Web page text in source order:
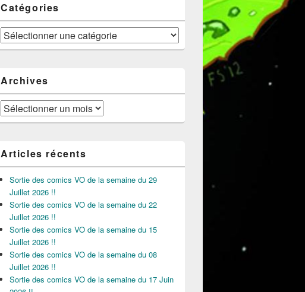
Catégories
Catégories
Archives
Archives
Articles récents
Sortie des comics VO de la semaine du 29
Juillet 2026 !!
Sortie des comics VO de la semaine du 22
Juillet 2026 !!
Sortie des comics VO de la semaine du 15
Juillet 2026 !!
Sortie des comics VO de la semaine du 08
Juillet 2026 !!
Sortie des comics VO de la semaine du 17 Juin